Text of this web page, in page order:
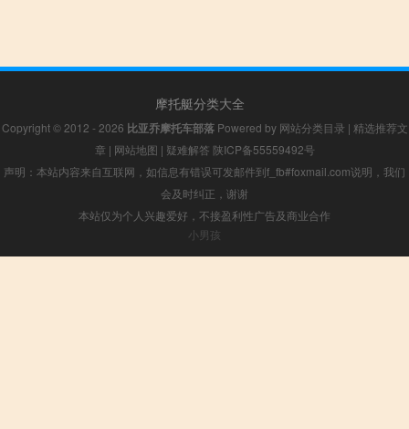
摩托艇分类大全
Copyright © 2012 - 2026 比亚乔摩托车部落Powered by 网站分类目录 | 精选推荐文
章 | 网站地图 | 疑难解答 陕ICP备55559492号
声明：本站内容来自互联网，如信息有错误可发邮件到f_fb#foxmail.com说明，我们
会及时纠正，谢谢
本站仅为个人兴趣爱好，不接盈利性广告及商业合作
小男孩